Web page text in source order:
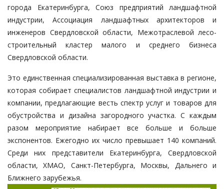
города Екатеринбурга, Союз предприятий ландшафтной
индустрии, Ассоциация ландшафтных архитекторов и
инженеров Свердловской области, Межотраслевой лесо-
строительный кластер малого и среднего бизнеса
Свердловской области.
Это единственная специализированная выставка в регионе,
которая собирает специалистов ландшафтной индустрии и
компании, предлагающие весть спектр услуг и товаров для
обустройства и дизайна загородного участка. С каждым
разом мероприятие набирает все больше и больше
экспонентов. Ежегодно их число превышает 140 компаний.
Среди них представители Екатеринбурга, Свердловской
области, ХМАО, Санкт-Петербурга, Москвы, Дальнего и
Ближнего зарубежья.